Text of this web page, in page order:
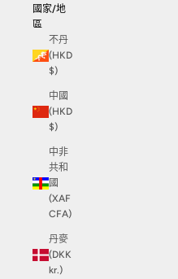
國家/地
區
不丹
(HKD
$)
中國
(HKD
$)
中非
共和
國
(XAF
CFA)
丹麥
(DKK
kr.)